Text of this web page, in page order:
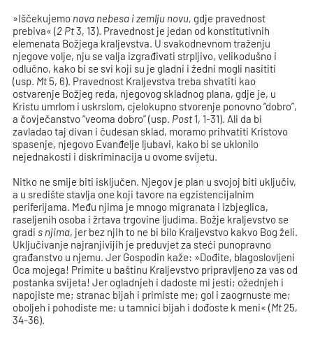
»Iščekujemo nova nebesa i zemlju novu, gdje pravednost
prebiva« (2 Pt3, 13). Pravednost je jedan od konstitutivnih
elemenata Božjega kraljevstva. U svakodnevnom traženju
njegove volje, nju se valja izgrađivati strpljivo, velikodušno i
odlučno, kako bi se svi koji su je gladni i žedni mogli nasititi
(usp. Mt 5, 6). Pravednost Kraljevstva treba shvatiti kao
ostvarenje Božjeg reda, njegovog skladnog plana, gdje je, u
Kristu umrlom i uskrslom, cjelokupno stvorenje ponovno “dobro”,
a čovječanstvo “veoma dobro” (usp. Post 1, 1-31). Ali da bi
zavladao taj divan i čudesan sklad, moramo prihvatiti Kristovo
spasenje, njegovo Evanđelje ljubavi, kako bi se uklonilo
nejednakosti i diskriminacija u ovome svijetu.
Nitko ne smije biti isključen. Njegov je plan u svojoj biti uključiv,
a u središte stavlja one koji tavore na egzistencijalnim
periferijama. Među njima je mnogo migranata i izbjeglica,
raseljenih osoba i žrtava trgovine ljudima. Božje kraljevstvo se
gradis njima, jer bez njih to ne bi bilo Kraljevstvo kakvo Bog želi.
Uključivanje najranjivijih je preduvjet za steći punopravno
građanstvo u njemu. Jer Gospodin kaže: »Dođite, blagoslovljeni
Oca mojega! Primite u baštinu Kraljevstvo pripravljeno za vas od
postanka svijeta! Jer ogladnjeh i dadoste mi jesti; ožednjeh i
napojiste me; stranac bijah i primiste me; gol i zaogrnuste me;
oboljeh i pohodiste me; u tamnici bijah i dođoste k meni« (Mt 25,
34-36).